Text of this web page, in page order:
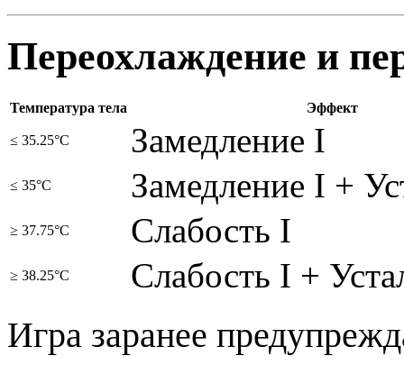
Переохлаждение и
Температура тела Эффект
≤ 35.25°C Замедление I
≤ 35°C Замедление I +
≥ 37.75°C Слабость I
≥ 38.25°C Слабость I +
Игра заранее